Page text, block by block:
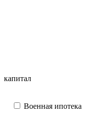
капитал
Военная ипотека